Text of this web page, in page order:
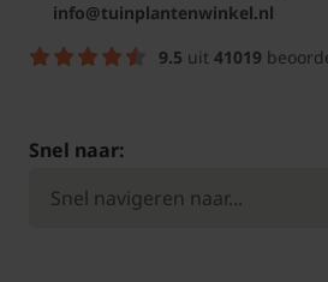
info@tuinplantenwinkel.nl
9.5 uit 41019
Snel naar: